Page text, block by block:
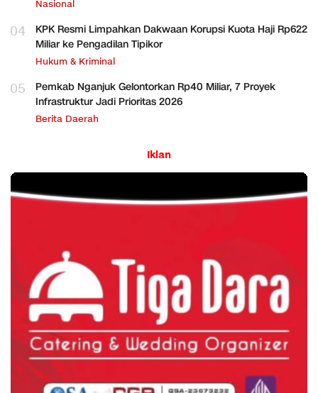
Nasional
04
KPK Resmi Limpahkan Dakwaan Korupsi Kuota Haji Rp622
Miliar ke Pengadilan Tipikor
Hukum & Kriminal
05
Pemkab Nganjuk Gelontorkan Rp40 Miliar, 7 Proyek
Infrastruktur Jadi Prioritas 2026
Berita Daerah
Iklan